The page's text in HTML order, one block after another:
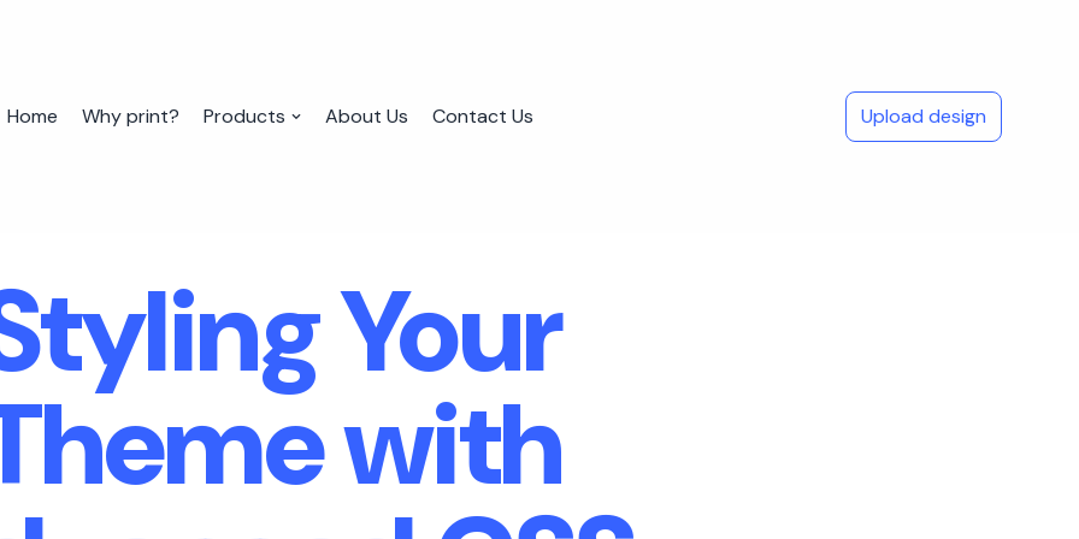
Home Why print? Products About Us Contact Us Upload design
Your
with